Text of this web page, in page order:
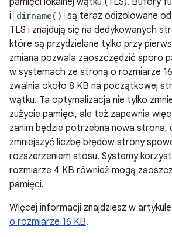
i dirname() są teraz odizolowane
TLS i znajdują się na dedykowanych
które są przydzielane tylko przy
zmiana pozwala zaoszczędzić sporo
w systemach ze stroną o rozmiarze
zwalnia około 8 KB na początkowej
wątku. Ta optymalizacja nie tylko
zużycie pamięci, ale też zapewnia
zanim będzie potrzebna nowa strona,
zmniejszyć liczbę błędów strony
rozszerzeniem stosu. Systemy
rozmiarze 4 KB również mogą
pamięci.
Więcej informacji znajdziesz w artykule
o rozmiarze 16 KB.